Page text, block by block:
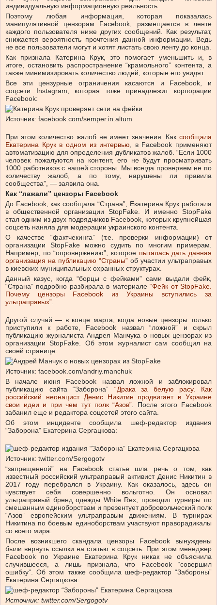
индивидуальную информационную реальность.
Поэтому любая информация, которая показалась
манипулятивной цензорам Facebook, размещается в ленте
каждого пользователя ниже других сообщений. Как результат,
снижается вероятность прочтения данной информации. Ведь
не все пользователи могут и хотят листать свою ленту до конца.
Как признала Катерина Крук, это помогает уменьшить и, в
итоге, остановить распространение “крамольного” контента, а
также минимизировать количество людей, которые его увидят.
Все эти цензурные ограничения касаются и Facebook, и
соцсети Instagram, которая тоже принадлежит корпорации
Facebook:
Источник: facebook.com/semper.in.altum
При этом количество жалоб не имеет значения. Как сообщала
Екатерина Крук в одном из интервью, в Facebook применяют
автоматизацию для определения дубликатов жалоб. “Если 1000
человек пожалуются на контент, его не будут просматривать
1000 работников с нашей стороны. Мы всегда проверяем не по
количеству жалоб, а по тому, нарушены ли правила
сообщества”, — заявила она.
Как “лажали” цензоры Facebook
До Facebook, как сообщала “Страна”, Екатерина Крук работала
в общественной организации StopFake. И именно StopFake
стал одним из двух подрядчиков Facebook, которых крупнейшая
соцсеть наняла для модерации украинского контента.
О качестве “фактчекинга” (т.е. проверки информации) от
организации StopFake можно судить по многим примерам.
Например, по “опровержению”, которое пыталась дать данная
организация на публикацию “Страны” об участии ультраправых
в киевских муниципальных охранных структурах.
Данный казус, когда “борцы с фейками” сами выдали фейк,
“Страна” подробно разбирала в материале“Фейк от StopFake.
Почему цензоры Facebook из Украины вступились за
ультраправых”.
Другой случай — в конце марта, когда новые цензоры только
приступили к работе, Facebook назвал “ложной” и скрыл
публикацию журналиста Андрея Манчука о новых цензорах из
организации StopFake. Об этом журналист сам сообщил на
своей странице:
Источник: facebook.com/andriy.manchuk
В начале июня Facebook назвал ложной и заблокировал
публикацию сайта “Заборона” “Драка за белую расу. Как
российский неонацист Денис Никитин продвигает в Украине
свои идеи и при чем тут полк “Азов”. После этого Facebook
забанил еще и редактора соцсетей этого сайта.
Об этом инциденте сообщила шеф-редактор издания
“Заборона” Екатерина Сергацкова:
Источник: twitter.com/Sergogotv
“запрещенной” на Facebook статье шла речь о том, как
известный российский ультраправый активист Денис Никитин в
2017 году перебрался в Украину. Как оказалось, здесь он
чувствует себя совершенно вольготно. Он основал
ультраправый бренд одежды White Rex, проводит турниры по
смешанным единоборствам и презентует добровольческий полк
“Азов” европейским ультраправым движениям. В турнирах
Никитина по боевым единоборствам участвуют праворадикалы
со всего мира.
После возникшего скандала цензоры Facebook вынуждены
были вернуть ссылки на статью в соцсеть. При этом менеджер
Facebook по Украине Екатерина Крук никак не объяснила
случившееся, а лишь признала, что Facebook “совершил
ошибку”. Об этом также сообщила шеф-редактор “Забороны”
Екатерина Сергацкова:
Источник: twitter.com/Sergogotv